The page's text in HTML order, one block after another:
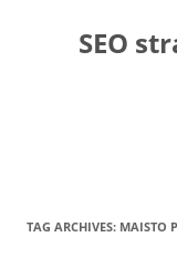
contentSEO
TAG ARCHIVES: MAISTO